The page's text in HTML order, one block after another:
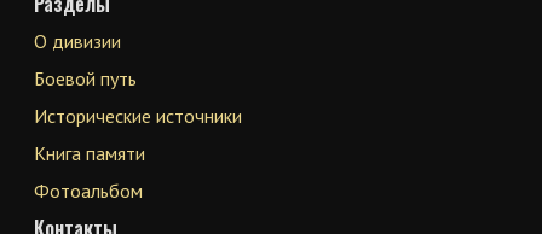
О дивизии
Боевой путь
Исторические источники
Книга памяти
Фотоальбом
Контакты